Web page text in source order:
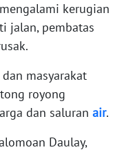
kerugian
jalan, pembatas
dan masyarakat
royong
dan saluran air.
Daulay,